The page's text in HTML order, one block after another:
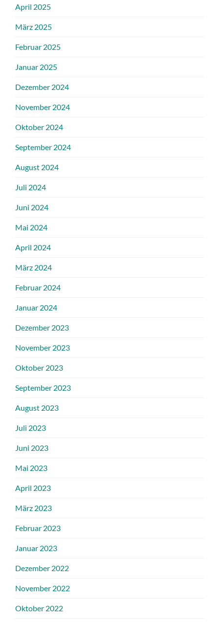
April 2025
März 2025
Februar 2025
Januar 2025
Dezember 2024
November 2024
Oktober 2024
September 2024
August 2024
Juli 2024
Juni 2024
Mai 2024
April 2024
März 2024
Februar 2024
Januar 2024
Dezember 2023
November 2023
Oktober 2023
September 2023
August 2023
Juli 2023
Juni 2023
Mai 2023
April 2023
März 2023
Februar 2023
Januar 2023
Dezember 2022
November 2022
Oktober 2022